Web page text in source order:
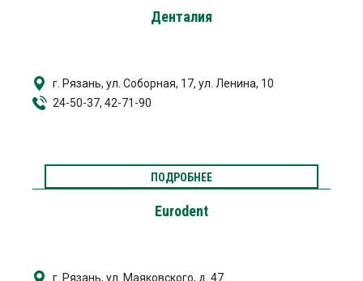
Денталия
г. Рязань, ул. Соборная, 17, ул. Ленина, 10
24-50-37, 42-71-90
ПОДРОБНЕЕ
Eurodent
г. Рязань, ул. Маяковского, д. 47